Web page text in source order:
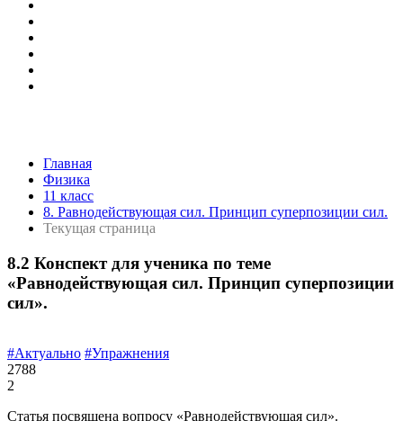
Главная
Физика
11 класс
8. Равнодействующая сил. Принцип суперпозиции сил.
Текущая страница
8.2 Конспект для ученика по теме
«Равнодействующая сил. Принцип суперпозиции
сил».
#Актуально #Упражнения
2788
2
Статья посвящена вопросу «Равнодействующая сил».